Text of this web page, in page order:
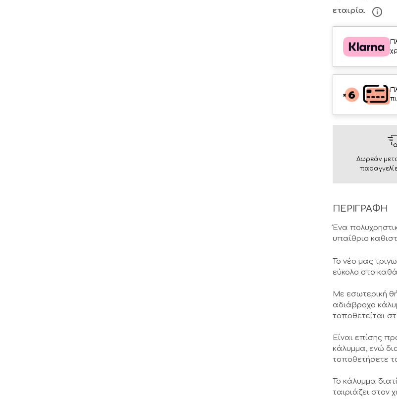
εταιρία.
Δωρεάν
ΠΕΡΙΓΡΑΦΗ
Ένα
υπαίθριο
Το νέο μας
εύκολο στο
Με εσωτερική
αδιάβροχο
τοποθετείται
Είναι επίσης
κάλυμμα, ενώ
τοποθετήσετε
Το κάλυμμα
ταιριάζει στον